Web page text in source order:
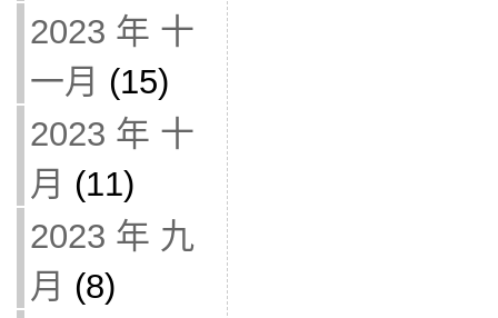
2023 年 十
一月 (15)
2023 年 十
月 (11)
2023 年 九
月 (8)